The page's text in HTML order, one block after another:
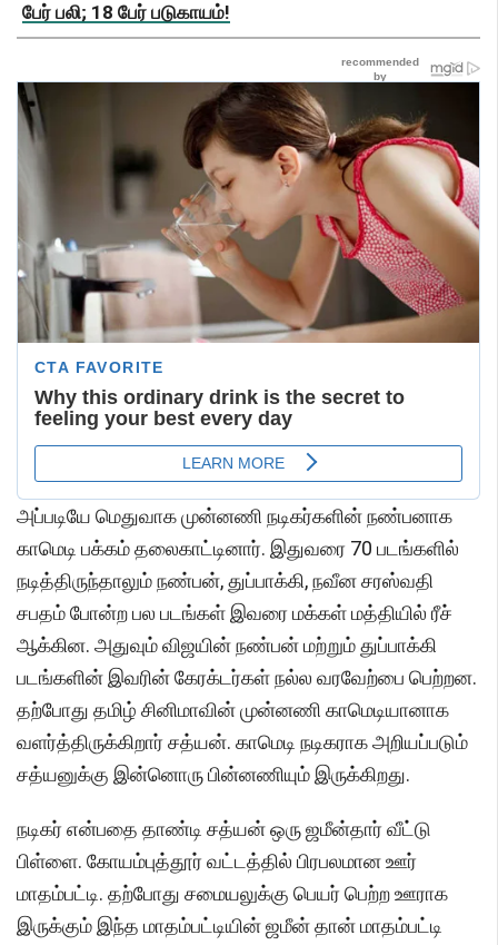
பேர் பலி; 18 பேர் படுகாயம்!
அப்படியே மெதுவாக முன்னணி நடிகர்களின் நண்பனாக
காமெடி பக்கம் தலைகாட்டினார். இதுவரை 70 படங்களில்
நடித்திருந்தாலும் நண்பன், துப்பாக்கி, நவீன சரஸ்வதி
சபதம் போன்ற பல படங்கள் இவரை மக்கள் மத்தியில் ரீச்
ஆக்கின. அதுவும் விஜயின் நண்பன் மற்றும் துப்பாக்கி
படங்களின் இவரின் கேரக்டர்கள் நல்ல வரவேற்பை பெற்றன.
தற்போது தமிழ் சினிமாவின் முன்னணி காமெடியானாக
வளர்த்திருக்கிறார் சத்யன். காமெடி நடிகராக அறியப்படும்
சத்யனுக்கு இன்னொரு பின்னணியும் இருக்கிறது.
நடிகர் என்பதை தாண்டி சத்யன் ஒரு ஜமீன்தார் வீட்டு
பிள்ளை. கோயம்புத்தூர் வட்டத்தில் பிரபலமான ஊர்
மாதம்பட்டி. தற்போது சமையலுக்கு பெயர் பெற்ற ஊராக
இருக்கும் இந்த மாதம்பட்டியின் ஜமீன் தான் மாதம்பட்டி